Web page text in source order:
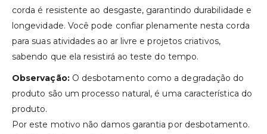
corda é resistente ao desgaste, garantindo durabilidade e
longevidade. Você pode confiar plenamente nesta corda
para suas atividades ao ar livre e projetos criativos,
sabendo que ela resistirá ao teste do tempo.
Observação:O desbotamento como a degradação do
produto são um processo natural, é uma característica do
produto.
Por este motivo não damos garantia por desbotamento.